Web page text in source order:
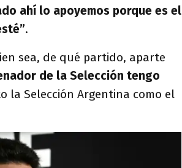
ahí lo apoyemos porque es el
.
sea, de qué partido, aparte
de la Selección tengo
la Selección Argentina como el